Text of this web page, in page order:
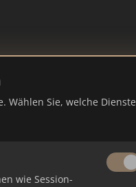
Wählen Sie, welche Dienste
wie Session-